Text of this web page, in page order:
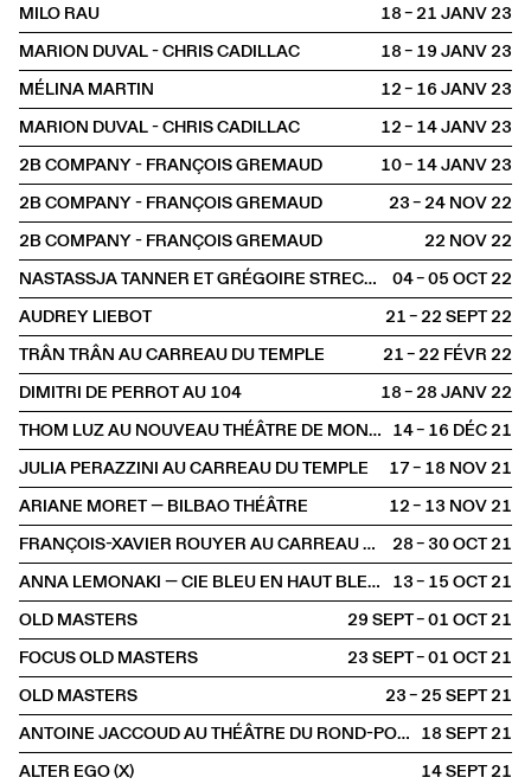
MILO RAU
18 – 21 JANV2023
MARION DUVAL - CHRIS CADILLAC
18 – 19 JANV2023
MÉLINA MARTIN
12 – 16 JANV2023
MARION DUVAL - CHRIS CADILLAC
12 – 14 JANV2023
2B COMPANY - FRANÇOIS GREMAUD
10 – 14 JANV2023
2B COMPANY - FRANÇOIS GREMAUD
23 – 24 NOV2022
2B COMPANY - FRANÇOIS GREMAUD
22 NOV2022
NASTASSJA TANNER ET GRÉGOIRE STRECKER
04 – 05 OCT2022
AUDREY LIEBOT
21 – 22 SEPT2022
TRÂN TRÂN AU CARREAU DU TEMPLE
21 – 22 FÉVR2022
DIMITRI DE PERROT AU 104
18 – 28 JANV2022
THOM LUZ AU NOUVEAU THÉÂTRE DE MONTREUIL 14 – 16 DÉC2021
JULIA PERAZZINI AU CARREAU DU TEMPLE
17 – 18 NOV2021
ARIANE MORET — BILBAO THÉÂTRE
12 – 13 NOV2021
FRANÇOIS-XAVIER ROUYER AU CARREAU DU TEMPLE
28 – 30 OCT2021
ANNA LEMONAKI — CIE BLEU EN HAUT BLEU EN BAS 13 – 15 OCT2021
OLD MASTERS
29 SEPT – 01 OCT2021
FOCUS OLD MASTERS
23 SEPT – 01 OCT2021
OLD MASTERS
23 – 25 SEPT2021
ANTOINE JACCOUD AU THÉÂTRE DU ROND-POINT 18 SEPT2021
ALTER EGO (X)
14 SEPT2021